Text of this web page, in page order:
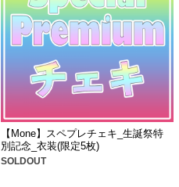
【Mone】スペプレチェキ_生誕祭特
別記念_衣装(限定5枚)
SOLDOUT